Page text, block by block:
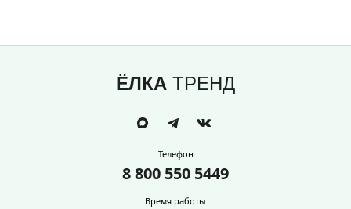
ЁЛКА ТРЕНД
Телефон
8 800 550 5449
Время работы